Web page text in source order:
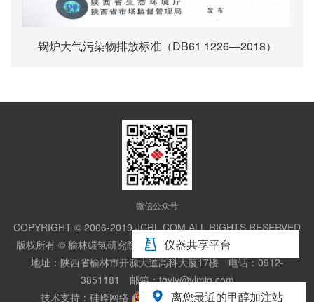
锅炉大气污染物排放标准（DB61 1226—2018）
微信公众号
COPYRIGHT © 2006-2019,JCRL.COM,ALL RIGHTS RESERVED
版权所有 © 榆林碳氢研究院股份有限公司陕ICP备20002833号-1
地址：陕西省榆林市开源大道高科大厦17楼 电话：0912-
3851181 邮箱：tqyjy@ylmig.com
技术支持： 硅峰网络 陕公安备61080202000314号
仪器共享平台
离您最近的甲醇加注站